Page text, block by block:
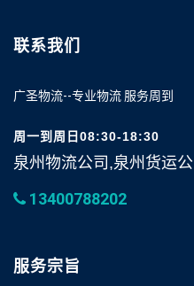
联系我们
广圣物流--专业物流 服务周到
周一到周日08:30-18:30
泉州物流公司,泉州货运
13400788202
服务宗旨